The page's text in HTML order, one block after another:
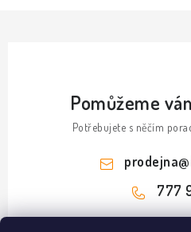
Pomůžeme
Potřebujete s něčím
prodejna@
777